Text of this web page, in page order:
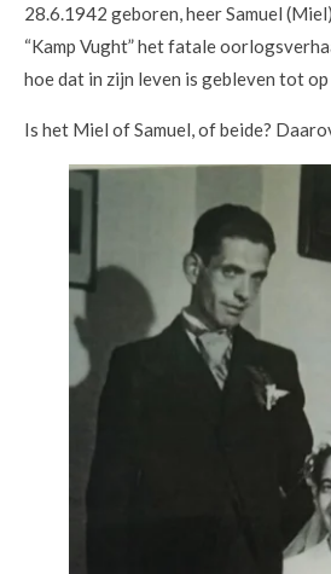
28.6.1942 geboren, heer Samuel
“Kamp Vught” het fatale
hoe dat in zijn leven is gebleven tot
Is het Miel of Samuel, of beide?